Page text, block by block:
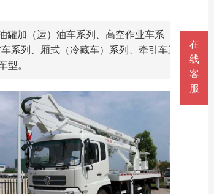
罐加（运）油车系列、高空作业车系
系列、厢式（冷藏车）系列、牵引车系
型。
在
线
客
服